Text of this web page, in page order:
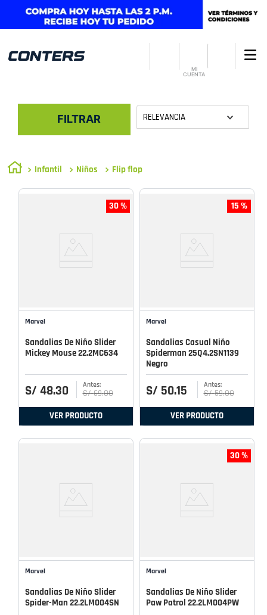
MI
CUENTA
FILTRAR RELEVANCIA
Infantil Niños Flip flop
30 %
Marvel
Sandalias De Niño Slider
Mickey Mouse 22.2MC634
S/ 48.30 S/ 69.00
VER PRODUCTO
15 %
Marvel
Sandalias Casual Niño
Spiderman 25Q4.2SN1139
Negro
S/ 50.15 S/ 59.00
VER PRODUCTO
Marvel
Sandalias De Niño Slider
Spider-Man 22.2LM004SN
30 %
Marvel
Sandalias De Niño Slider
Paw Patrol 22.2LM004PW